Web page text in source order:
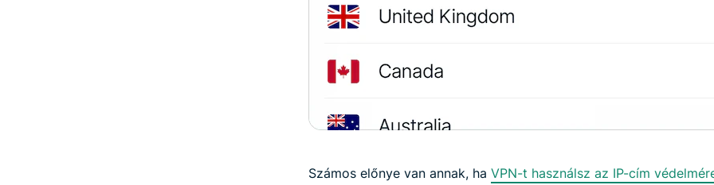
Számos előnye van annak, ha VPN-t használsz az IP-cím